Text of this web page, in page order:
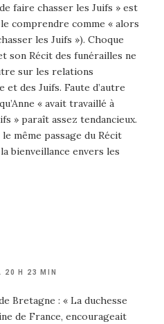
faire chasser les Juifs » est
comprendre comme « alors
les Juifs »). Choque
son Récit des funérailles ne
sur les relations
et des Juifs. Faute d’autre
« avait travaillé à
» paraît assez tendancieux.
même passage du Récit
bienveillance envers les
20 H 23 MIN
Bretagne : « La duchesse
de France, encourageait